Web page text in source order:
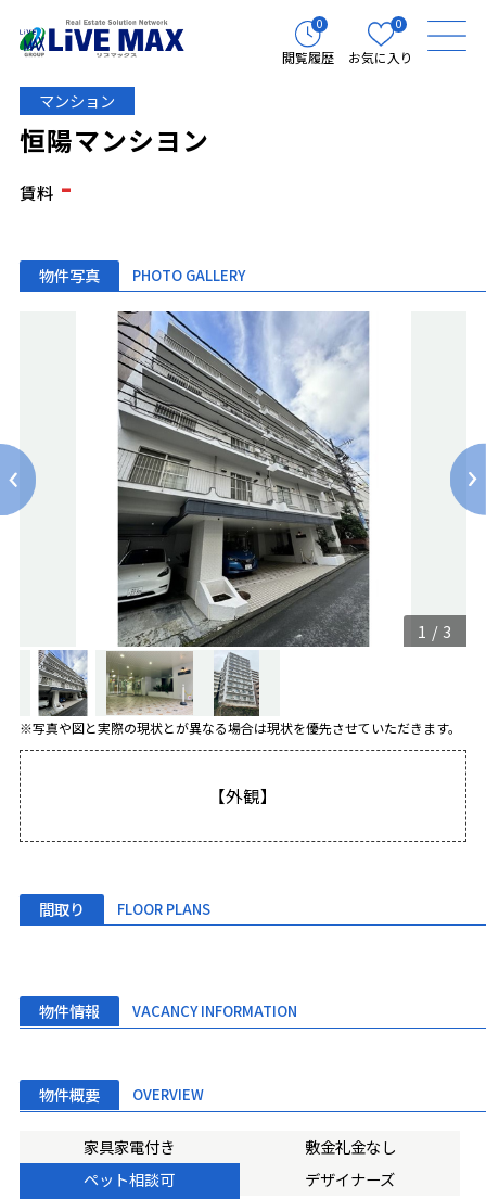
0
閲覧履歴
0
お気に入り
マンション
恒陽マンシヨン
賃料 -
物件写真 PHOTO GALLERY
1 / 3
※写真や図と実際の現状とが異なる場合は現状を優先させていただきます。
【外観】
間取り FLOOR PLANS
物件情報 VACANCY INFORMATION
物件概要 OVERVIEW
家具家電付き
敷金礼金なし
ペット相談可
デザイナーズ